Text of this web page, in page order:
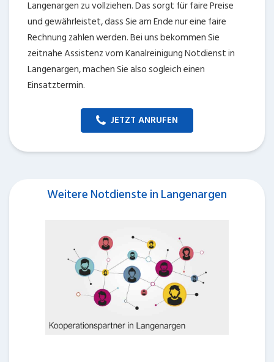
Langenargen zu vollziehen. Das sorgt für faire Preise
und gewährleistet, dass Sie am Ende nur eine faire
Rechnung zahlen werden. Bei uns bekommen Sie
zeitnahe Assistenz vom Kanalreinigung Notdienst in
Langenargen, machen Sie also sogleich einen
Einsatztermin.
JETZT ANRUFEN
Weitere Notdienste in Langenargen